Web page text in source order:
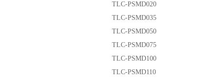
TLC-PSMD020
TLC-PSMD035
TLC-PSMD050
TLC-PSMD075
TLC-PSMD100
TLC-PSMD110